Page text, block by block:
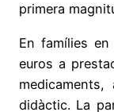
primera
En famílies en
euros a
didàctic. La